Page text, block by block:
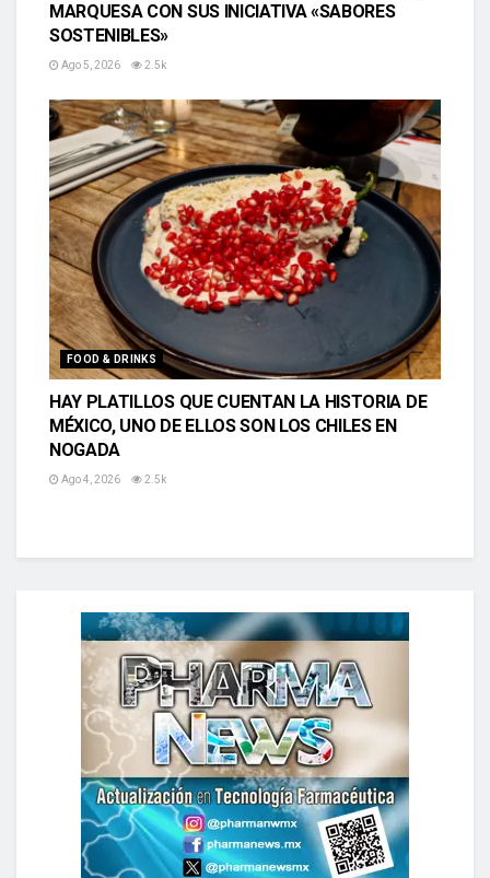
MARQUESA CON SUS INICIATIVA «SABORES
SOSTENIBLES»
Ago 5, 2026 2.5k
FOOD & DRINKS
HAY PLATILLOS QUE CUENTAN LA HISTORIA DE
MÉXICO, UNO DE ELLOS SON LOS CHILES EN
NOGADA
Ago 4, 2026 2.5k